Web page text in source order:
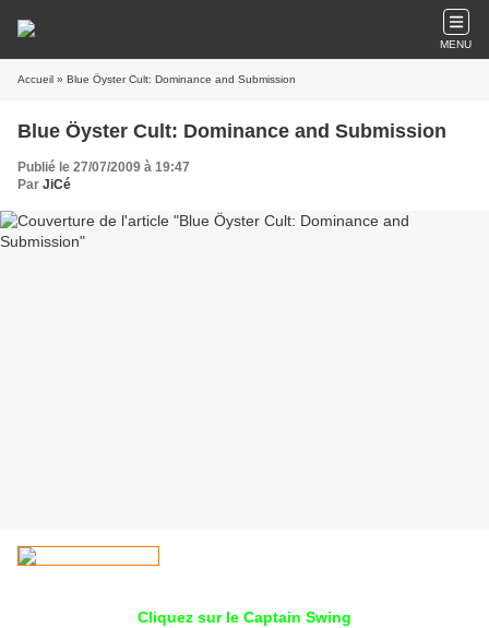
MENU
Accueil » Blue Öyster Cult: Dominance and Submission
Blue Öyster Cult: Dominance and Submission
Publié le 27/07/2009 à 19:47
Par JiCé
Cliquez sur le Captain Swing